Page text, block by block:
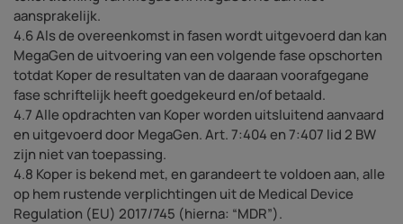
aansprakelijk.
4.6 Als de overeenkomst in fasen wordt uitgevoerd dan kan
MegaGen de uitvoering van een volgende fase opschorten
totdat Koper de resultaten van de daaraan voorafgegane
fase schriftelijk heeft goedgekeurd en/of betaald.
4.7 Alle opdrachten van Koper worden uitsluitend aanvaard
en uitgevoerd door MegaGen. Art. 7:404 en 7:407 lid 2 BW
zijn niet van toepassing.
4.8 Koper is bekend met, en garandeert te voldoen aan, alle
op hem rustende verplichtingen uit de Medical Device
Regulation (EU) 2017/745 (hierna: “MDR”).